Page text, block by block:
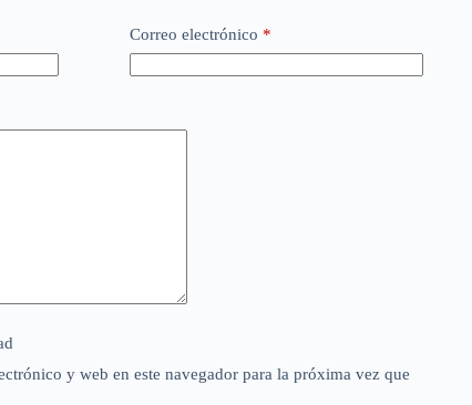
Correo electrónico *
y web en este navegador para la próxima vez que